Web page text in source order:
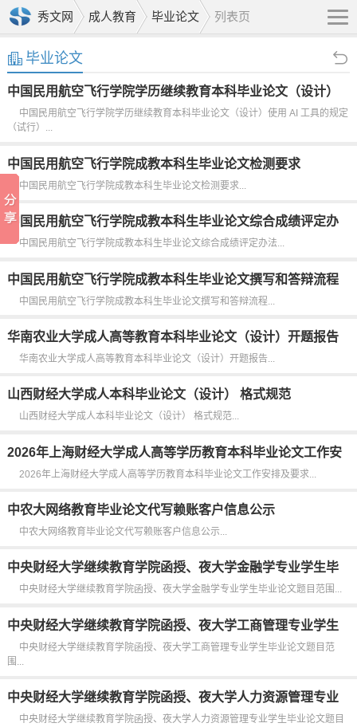
秀文网 成人教育 毕业论文 列表页
毕业论文
中国民用航空飞行学院学历继续教育本科毕业论文（设计）
使用 AI 工具的规定（试行）
中国民用航空飞行学院学历继续教育本科毕业论文（设计）使用 AI 工具的规定
（试行）...
中国民用航空飞行学院成教本科生毕业论文检测要求
中国民用航空飞行学院成教本科生毕业论文检测要求...
中国民用航空飞行学院成教本科生毕业论文综合成绩评定办
中国民用航空飞行学院成教本科生毕业论文综合成绩评定办法...
中国民用航空飞行学院成教本科生毕业论文撰写和答辩流程
中国民用航空飞行学院成教本科生毕业论文撰写和答辩流程...
华南农业大学成人高等教育本科毕业论文（设计）开题报告
华南农业大学成人高等教育本科毕业论文（设计）开题报告...
山西财经大学成人本科毕业论文（设计） 格式规范
山西财经大学成人本科毕业论文（设计） 格式规范...
2026年上海财经大学成人高等学历教育本科毕业论文工作安
排及要求
2026年上海财经大学成人高等学历教育本科毕业论文工作安排及要求...
中农大网络教育毕业论文代写赖账客户信息公示
中农大网络教育毕业论文代写赖账客户信息公示...
中央财经大学继续教育学院函授、夜大学金融学专业学生毕
业论文题目范围
中央财经大学继续教育学院函授、夜大学金融学专业学生毕业论文题目范围...
中央财经大学继续教育学院函授、夜大学工商管理专业学生
毕业论文题目范围
中央财经大学继续教育学院函授、夜大学工商管理专业学生毕业论文题目范
围...
中央财经大学继续教育学院函授、夜大学人力资源管理专业
学生毕业论文题目范围
中央财经大学继续教育学院函授、夜大学人力资源管理专业学生毕业论文题目